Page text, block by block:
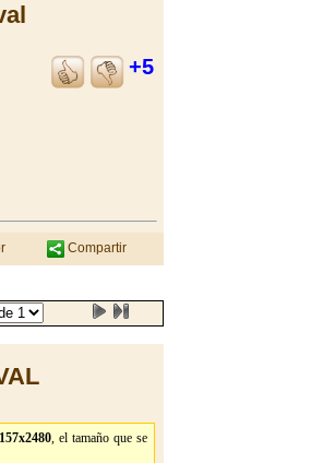
+5
Compartir
, el tamaño que se